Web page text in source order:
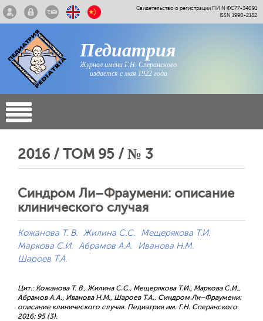
Свидетельство о регистрации ПИ N ФС77-34091
ISSN 1990-2182
Педиатрия
Журнал имени Г.Н. Сперанского
издается с мая 1922 года
2016 / ТОМ 95 / № 3
Синдром Ли–Фраумени: описание
клинического случая
Кожанова Т. В. Жилина С.С.
Мещерякова Т.И.
Маркова С.И. Абрамов А.А.
Иванова Н.М.
Шароев Т.А.
Цит.: Кожанова Т. В., Жилина С.С., Мещерякова Т.И., Маркова С.И.,
Абрамов А.А., Иванова Н.М., Шароев Т.А.. Синдром Ли–Фраумени:
описание клинического случая. Педиатрия им. Г.Н. Сперанского.
2016; 95 (3).